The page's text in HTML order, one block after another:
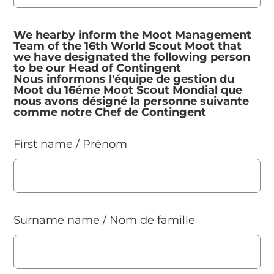
We hearby inform the Moot Management
Team of the 16th World Scout Moot that
we have designated the following person
to be our Head of Contingent
Nous informons l'équipe de gestion du
Moot du 16éme Moot Scout Mondial que
nous avons désigné la personne suivante
comme notre Chef de Contingent
First name / Prénom
Surname name / Nom de famille